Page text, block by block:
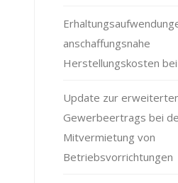
anschaffungsnahe
Herstellungskosten
Update zur
Gewerbeertrags bei
Mitvermietung von
Betriebsvorrichtungen